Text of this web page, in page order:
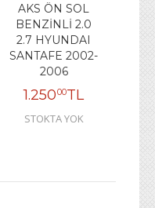
AKS ÖN SOL
BENZİNLİ 2.0
2.7 HYUNDAI
SANTAFE 2002-
2006
1.25000TL
STOKTA YOK